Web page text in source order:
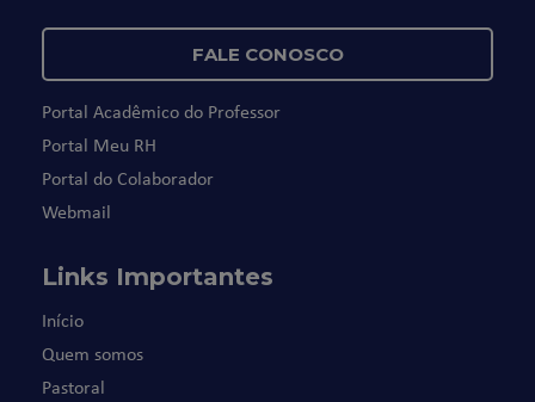
FALE CONOSCO
Portal Acadêmico do Professor
Portal Meu RH
Portal do Colaborador
Webmail
Links Importantes
Início
Quem somos
Pastoral